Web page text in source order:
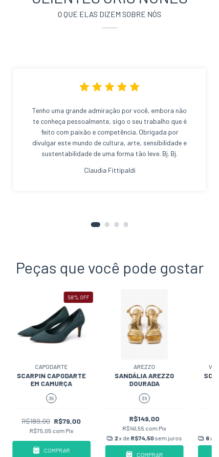
O QUE ELAS DIZEM SOBRE NÓS
Tenho uma grande admiração por você, embora não
te conheça pessoalmente, sigo o seu trabalho que é
feito com paixão e competência. Obrigada por
divulgar este mundo de cultura, arte, sensibilidade e
sustentabilidade de uma forma tão leve. Bj. Bj.
Claudia Fittipaldi
Peças que você pode gostar
58% OFF
CAPODARTE
SCARPIN CAPODARTE
EM CAMURÇA
39
R$189,00 R$79,00
R$75,05 com Pix
COMPRAR
AREZZO
SANDÁLIA AREZZO
DOURADA
35
R$149,00
R$141,55 com Pix
2x de R$74,50sem juros
COMPRAR
6x